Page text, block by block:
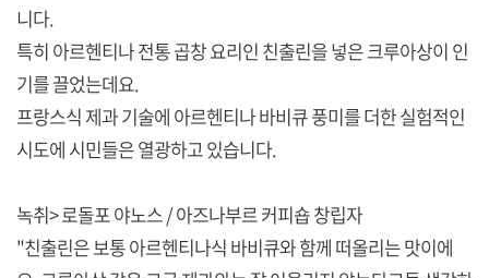
니다.
특히 아르헨티나 전통 곱창 요리인 친출린을 넣은 크루아상이 인
기를 끌었는데요.
프랑스식 제과 기술에 아르헨티나 바비큐 풍미를 더한 실험적인
시도에 시민들은 열광하고 있습니다.
녹취> 로돌포 야노스 / 아즈나부르 커피숍 창립자
"친출린은 보통 아르헨티나식 바비큐와 함께 떠올리는 맛이에